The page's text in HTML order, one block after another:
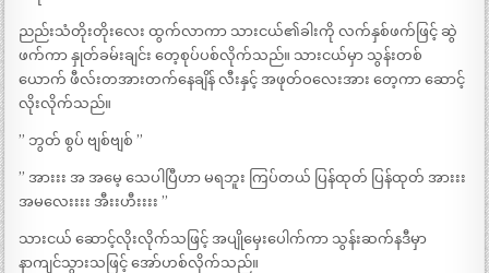
ညည်းသံတိုးတိုးလေး ထွက်လာကာ သားငယ်၏ခါးကို လက်နှစ်ဖက်ဖြင့် ဆွဲ
ဖက်ကာ နှုတ်ခမ်းချင်း တေ့စုပ်ပစ်လိုက်သည်။ သားငယ်မှာ သွန်းတစ်
ယောက် ဖီလ်းတအားတက်နေချိန် လီးနှင့် အဖုတ်ဝလေးအား တေ့ကာ ဆောင့်
လိုးလိုက်သည်။
” ဘွတ် စွပ် ဗျစ်ဗျစ် ”
” အားးး အ အမေ့ သေပါပြီဟာ မရဘူး ကြပ်တယ် ပြန်ထုတ် ပြန်ထုတ် အားးး
အမလေးးးး အီးးဟီးးးး ”
သားငယ် ဆောင့်လိုးလိုက်သဖြင့် အပျိုမှေးပေါက်ကာ သွန်းဆက်နဒီမှာ
နာကျင်သွားသဖြင့် အော်ဟစ်လိုက်သည်။